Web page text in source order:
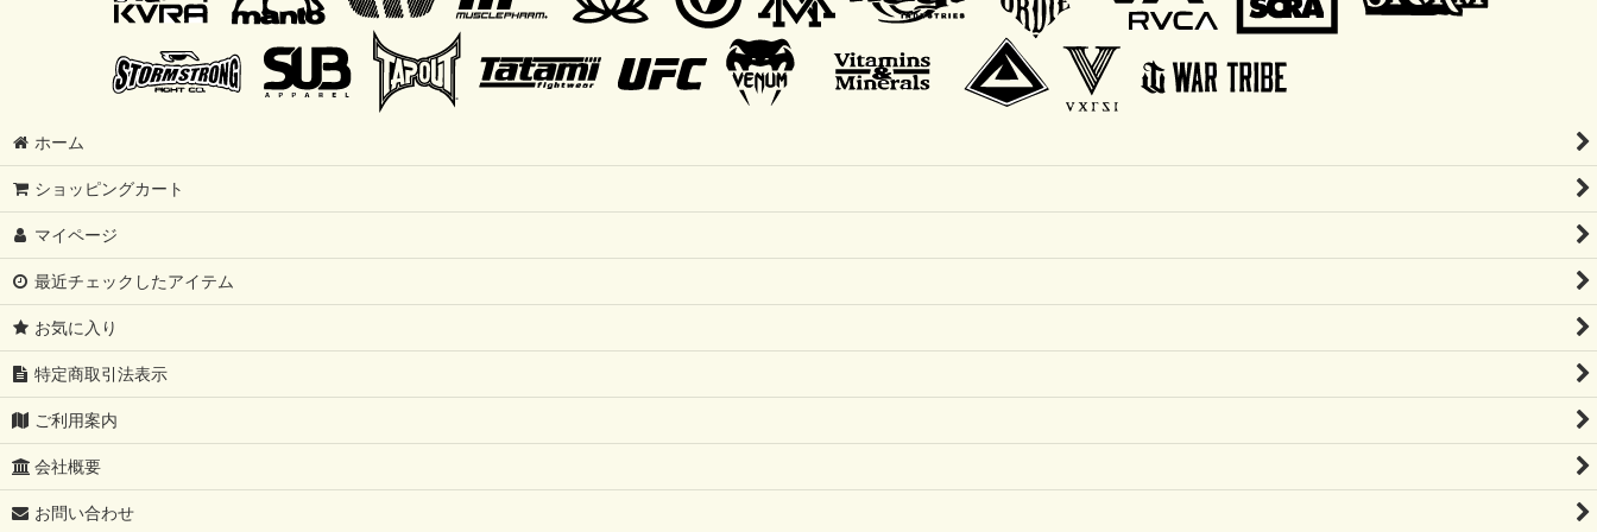
ホーム
ショッピングカート
マイページ
最近チェックしたアイテム
お気に入り
特定商取引法表示
ご利用案内
会社概要
お問い合わせ